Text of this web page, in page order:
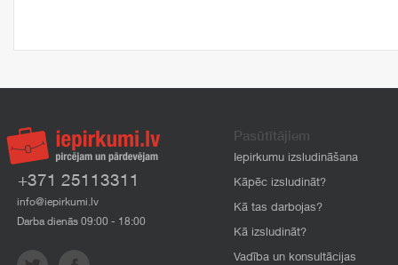
+371 25113311
info@iepirkumi.lv
Darba dienās 09:00 - 18:00
Pasūtītājiem
Iepirkumu izsludināšana
Kāpēc izsludināt?
Kā tas darbojas?
Kā izsludināt?
Vadība un konsultācijas